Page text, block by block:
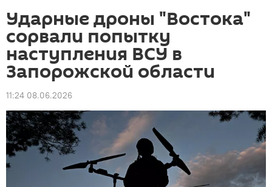
Ударные дроны "Востока"
сорвали попытку
наступления ВСУ в
Запорожской области
11:24 08.06.2026